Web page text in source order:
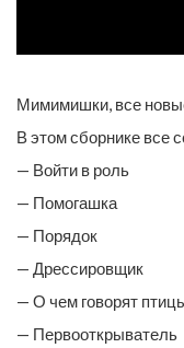
Мимимишки, все
В этом сборнике все
— Войти в роль
— Помогашка
— Порядок
— Дрессировщик
— О чем говорят
— Первооткрыватель